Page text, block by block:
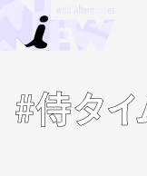
#侍タイ